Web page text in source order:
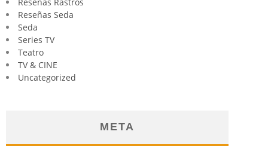
Reseñas Seda
Seda
Series TV
Teatro
TV & CINE
Uncategorized
META